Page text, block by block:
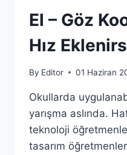
El – Göz
Hız
By Editor 01 Haziran
Okullarda
yarışma aslında.
teknoloji
tasarım